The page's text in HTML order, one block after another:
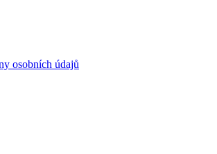
osobních údajů